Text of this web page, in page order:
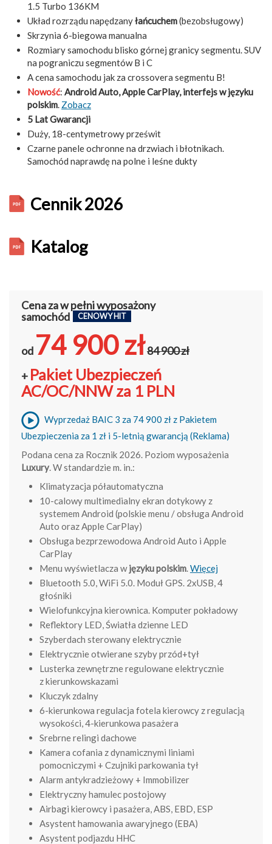
1.5 Turbo 136KM
Układ rozrządu napędzanyłańcuchem(bezobsługowy)
Skrzynia 6-biegowa manualna
Rozmiary samochodu blisko górnej granicy segmentu. SUV
na pograniczu segmentów B i C
A cena samochodu jak za crossovera segmentu B!
Nowość: Android Auto, Apple CarPlay, interfejs w języku
polskim. Zobacz
5 Lat Gwarancji
Duży, 18-centymetrowy prześwit
Czarne panele ochronne na drzwiach i błotnikach.
Samochód naprawdę na polne i leśne dukty
Cennik 2026
Katalog
Cena za w pełni wyposażony
samochód
CENOWY HIT
od 74 900 zł84 900 zł
+ Pakiet Ubezpieczeń
AC/OC/NNW za 1 PLN
Wyprzedaż BAIC 3 za 74 900 zł z Pakietem
Ubezpieczenia za 1 zł i 5-letnią gwarancją (Reklama)
Podana cena za Rocznik 2026. Poziom wyposażenia
Luxury . W standardzie m. in.:
Klimatyzacja półautomatyczna
10-calowy multimedialny ekran dotykowy z
systemem Android (polskie menu / obsługa Android
Auto oraz Apple CarPlay)
Obsługa bezprzewodowa Android Auto i Apple
CarPlay
Menu wyświetlacza wjęzyku polskim Więcej
Bluetooth 5.0, WiFi 5.0. Moduł GPS. 2xUSB, 4
głośniki
Wielofunkcyjna kierownica. Komputer pokładowy
Reflektory LED, Światła dzienne LED
Szyberdach sterowany elektrycznie
Elektrycznie otwierane szyby przód+tył
Lusterka zewnętrzne regulowane elektrycznie
z kierunkowskazami
Kluczyk zdalny
6-kierunkowa regulacja fotela kierowcy z regulacją
wysokości, 4-kierunkowa pasażera
Srebrne relingi dachowe
Kamera cofania z dynamicznymi liniami
pomocniczymi + Czujniki parkowania tył
Alarm antykradzieżowy + Immobilizer
Elektryczny hamulec postojowy
Airbagi kierowcy i pasażera, ABS, EBD, ESP
Asystent hamowania awaryjnego (EBA)
Asystent podjazdu HHC